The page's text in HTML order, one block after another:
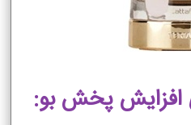
افزایش پخش بو: